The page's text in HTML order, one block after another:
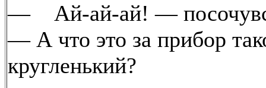
— Ай-ай-ай! —
— А что это за прибор
кругленький?